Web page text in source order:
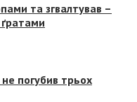
та згвалтував –
погубив трьох